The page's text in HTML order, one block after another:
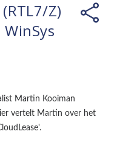
Z)
Martin Kooiman
vertelt Martin over het